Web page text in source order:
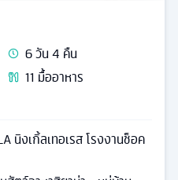
6วัน4 คืน
11 มื้ออาหาร
นิงเกิ้ลเทอเรส โรงงานช็อค